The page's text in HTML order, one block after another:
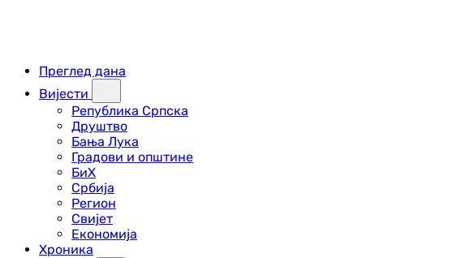
Преглед дана
Вијести
Република Српска
Друштво
Бања Лука
Градови и општине
БиХ
Србија
Регион
Свијет
Економија
Хроника